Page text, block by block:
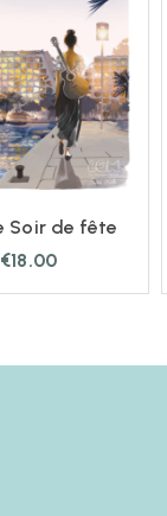
Soir de fête
€18.00